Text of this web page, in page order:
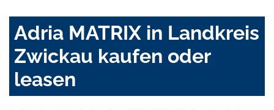
Adria MATRIX in Landkreis
Zwickau kaufen oder
leasen